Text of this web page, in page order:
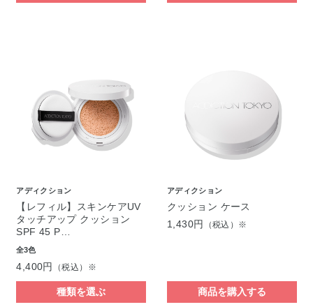
アディクション
【レフィル】スキンケアUV
タッチアップ クッション
SPF 45 P…
全3色
4,400円 （税込）※
種類を選ぶ
アディクション
クッション ケース
1,430円
（税込）※
商品を購入する